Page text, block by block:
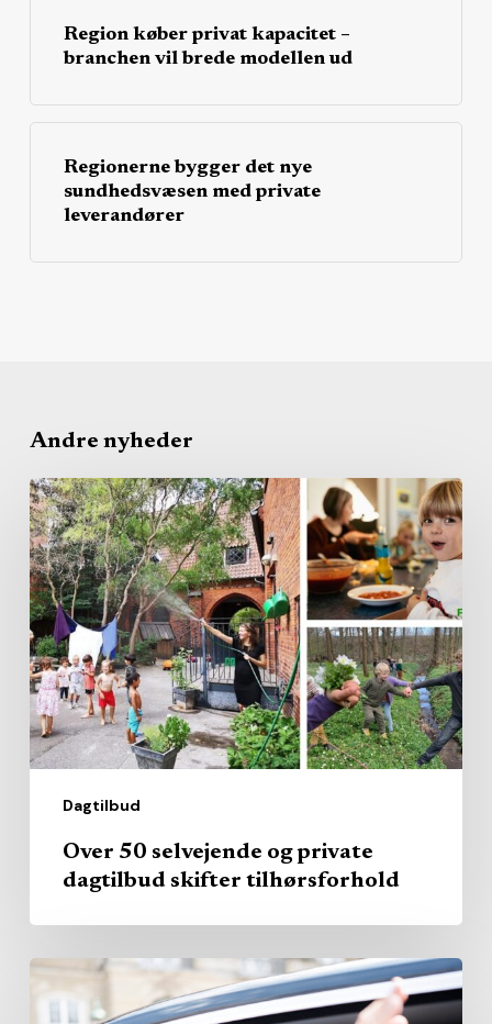
Region køber privat kapacitet –
branchen vil brede modellen ud
Regionerne bygger det nye
sundhedsvæsen med private
leverandører
Andre nyheder
Dagtilbud
Over
50
selvejende
og
private
dagtilbud
skifter
tilhørsforhold
Over 50 selvejende og private
dagtilbud skifter tilhørsforhold
Profit-
kritiker